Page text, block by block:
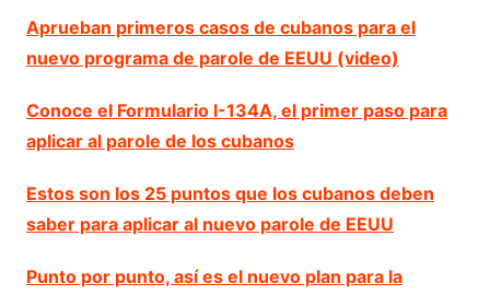
Aprueban primeros casos de cubanos para el
nuevo programa de parole de EEUU (video)
Conoce el Formulario I-134A, el primer paso para
aplicar al parole de los cubanos
Estos son los 25 puntos que los cubanos deben
saber para aplicar al nuevo parole de EEUU
Punto por punto, así es el nuevo plan para la